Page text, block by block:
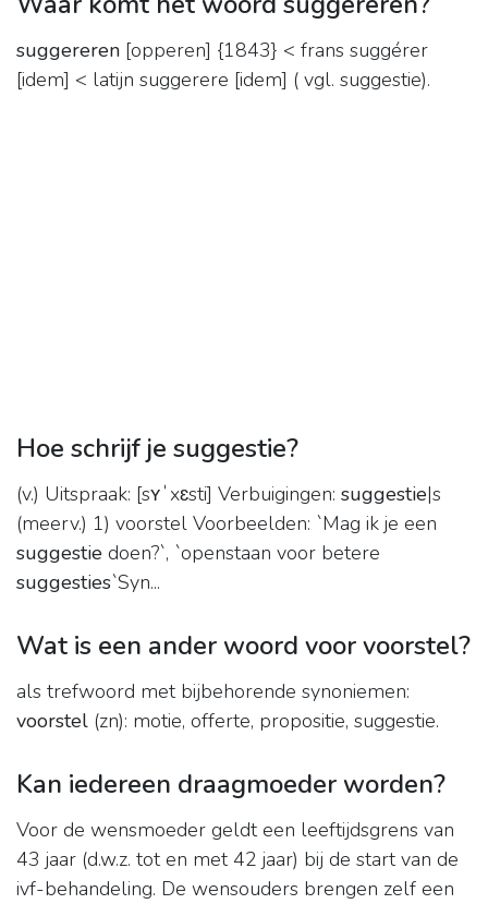
suggereren [opperen] {1843} < frans suggérer
[idem] < latijn suggerere [idem] ( vgl. suggestie).
Hoe schrijf je suggestie?
(v.) Uitspraak: [sʏˈxɛsti] Verbuigingen: suggestie|s
(meerv.) 1) voorstel Voorbeelden: `Mag ik je een
suggestie doen?`, `openstaan voor betere
suggesties`Syn...
Wat is een ander woord voor voorstel?
als trefwoord met bijbehorende synoniemen:
voorstel (zn): motie, offerte, propositie, suggestie.
Kan iedereen draagmoeder worden?
Voor de wensmoeder geldt een leeftijdsgrens van
43 jaar (d.w.z. tot en met 42 jaar) bij de start van de
ivf-behandeling. De wensouders brengen zelf een